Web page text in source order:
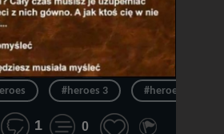
#heroes 3 #heroes of
1 0